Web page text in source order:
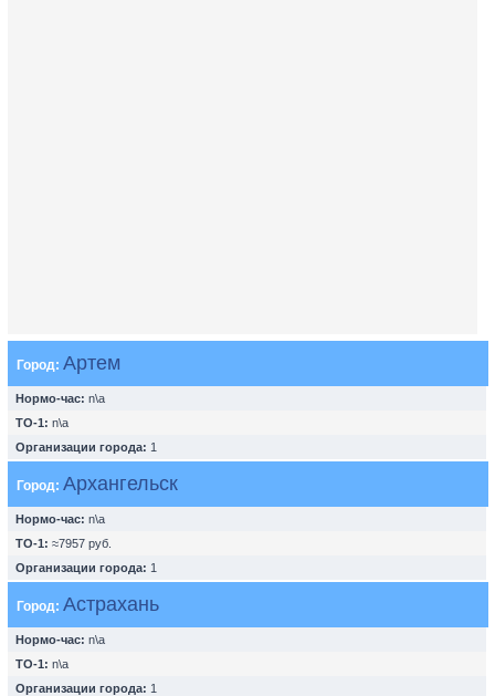
Город: Артем
Нормо-час: n\a
ТО-1: n\a
Организации города: 1
Город: Архангельск
Нормо-час: n\a
ТО-1: ≈7957 руб.
Организации города: 1
Город: Астрахань
Нормо-час: n\a
ТО-1: n\a
Организации города: 1